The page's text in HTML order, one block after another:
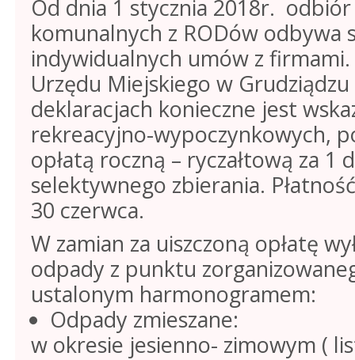
Od dnia 1 stycznia 2018r.
komunalnych z RODów odbywa
indywidualnych umów z
Urzędu Miejskiego w
deklaracjach konieczne jest
rekreacyjno-wypoczynkowych,
opłatą roczną – ryczałtową za 1
selektywnego zbierania.
30 czerwca.
W zamian za uiszczoną opłatę
odpady z punktu
ustalonym harmonogramem:
Odpady zmieszane:
w okresie jesienno- zimowym (